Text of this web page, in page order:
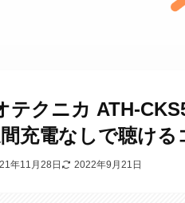
テクニカ ATH-
充電なしで聴ける
年11月28日 2022年9月21日